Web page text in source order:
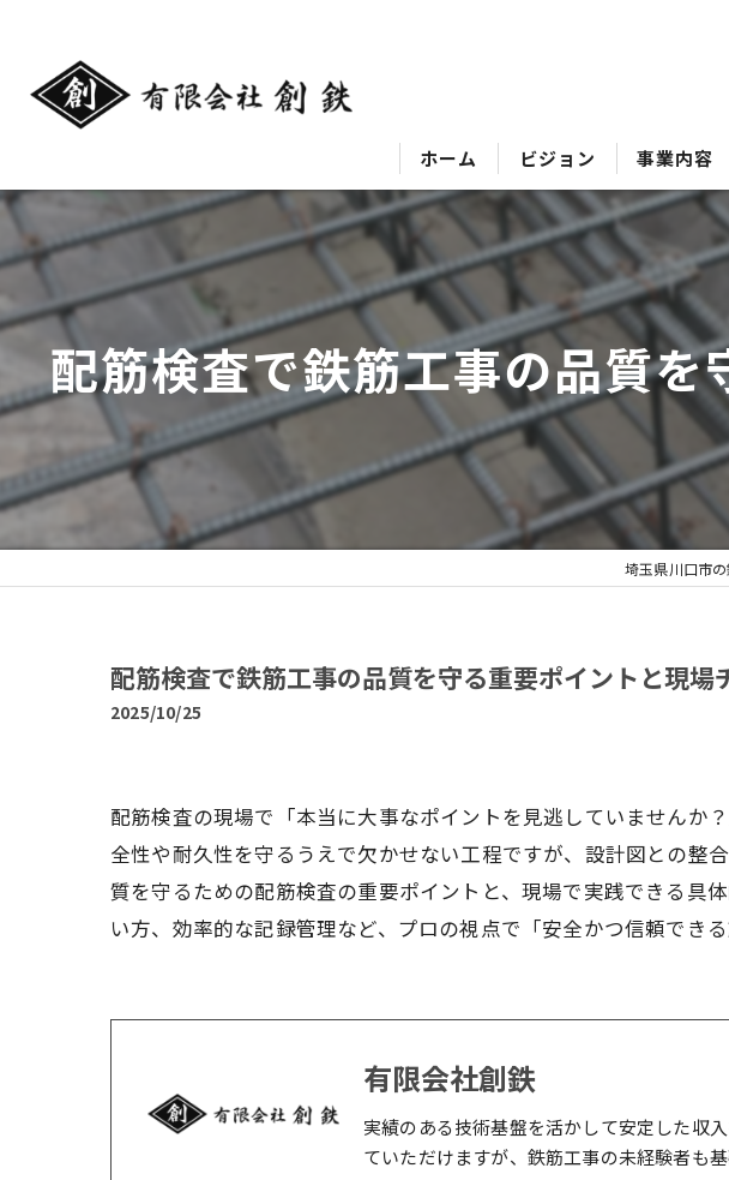
ホーム ビジョン 事業内容
配筋検査で鉄筋工事の品質
埼玉県川口市
配筋検査で鉄筋工事の品質を守る重要ポイントと現場
2025/10/25
配筋検査の現場で「本当に大事なポイントを見逃していませんか
全性や耐久性を守るうえで欠かせない工程ですが、設計図との整
質を守るための配筋検査の重要ポイントと、現場で実践できる具
い方、効率的な記録管理など、プロの視点で「安全かつ信頼でき
有限会社創鉄
実績のある技術基盤を活かして安定した収
ていただけますが、鉄筋工事の未経験者も